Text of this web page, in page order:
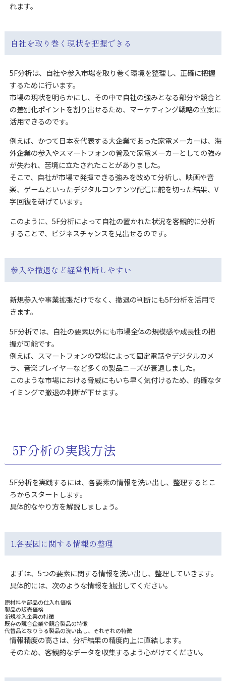
れます。
自社を取り巻く現状を把握できる
5F分析は、自社や参入市場を取り巻く環境を整理し、正確に把握
するために行います。
市場の現状を明らかにし、その中で自社の強みとなる部分や競合と
の差別化ポイントを割り出せるため、マーケティング戦略の立案に
活用できるのです。
例えば、かつて日本を代表する大企業であった家電メーカーは、海
外企業の参入やスマートフォンの普及で家電メーカーとしての強み
が失われ、苦境に立たされたことがありました。
そこで、自社が市場で発揮できる強みを改めて分析し、映画や音
楽、ゲームといったデジタルコンテンツ配信に舵を切った結果、V
字回復を研げています。
このように、5F分析によって自社の置かれた状況を客観的に分析
することで、ビジネスチャンスを見出せるのです。
参入や撤退など経営判断しやすい
新規参入や事業拡張だけでなく、撤退の判断にも5F分析を活用で
きます。
5F分析では、自社の要素以外にも市場全体の規模感や成長性の把
握が可能です。
例えば、スマートフォンの登場によって固定電話やデジタルカメ
ラ、音楽プレイヤーなど多くの製品ニーズが衰退しました。
このような市場における脅威にもいち早く気付けるため、的確なタ
イミングで撤退の判断が下せます。
5F分析の実践方法
5F分析を実践するには、各要素の情報を洗い出し、整理するとこ
ろからスタートします。
具体的なやり方を解説しましょう。
1.各要因に関する情報の整理
まずは、5つの要素に関する情報を洗い出し、整理していきます。
具体的には、次のような情報を抽出してください。
原材料や部品の仕入れ価格
製品の販売価格
新規参入企業の特徴
既存の競合企業や競合製品の特徴
代替品となりうる製品の洗い出し、それぞれの特徴
情報精度の高さは、分析結果の精度向上に直結します。
そのため、客観的なデータを収集するよう心がけてください。